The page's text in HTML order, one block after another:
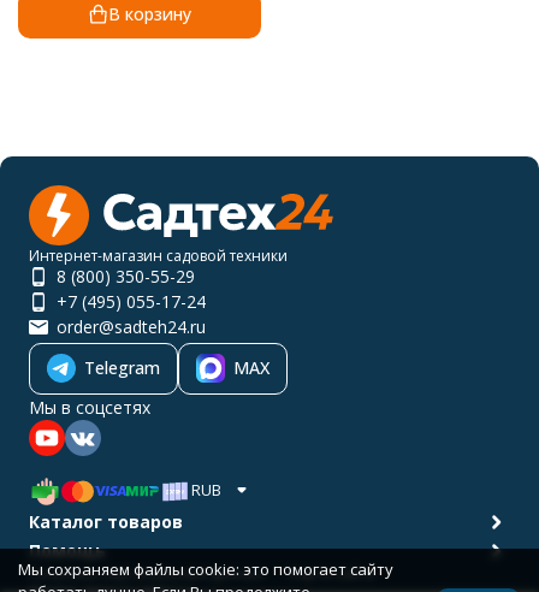
В корзину
Интернет-магазин садовой техники
8 (800) 350-55-29
+7 (495) 055-17-24
order@sadteh24.ru
Telegram
MAX
Мы в соцсетях
RUB
Каталог товаров
Помощь
Политика персональных данных
Карта сайта
Мы сохраняем файлы cookie: это помогает сайту